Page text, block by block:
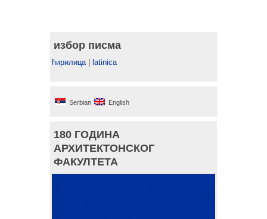
избор писма
ћирилица| latinica
Serbian English
180 ГОДИНА
АРХИТЕКТОНСКОГ
ФАКУЛТЕТА